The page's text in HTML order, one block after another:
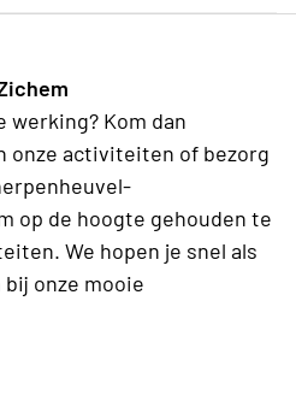
werking? Kom dan
onze activiteiten of bezorg
op de hoogte gehouden te
We hopen je snel als
onze mooie